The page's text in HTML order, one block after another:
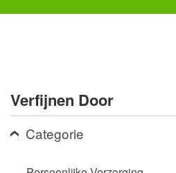
Let
Druk
op
Control-
F11
Verfijnen Door
Categorie